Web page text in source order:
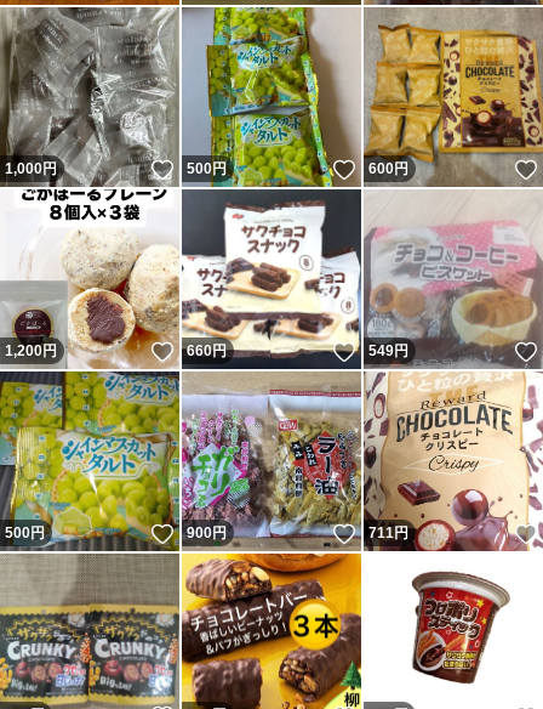
1,000円 いいね！
500円 いいね！
600円
1,200円 いいね！
660円 いいね！
549円
500円 いいね！
900円 いいね！
711円